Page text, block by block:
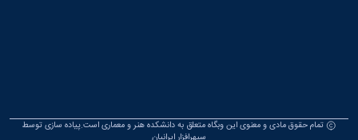
تمام حقوق مادی و معنوی این وبگاه متعلق به دانشکده هنر و معماری است.پیاده سازی توسط